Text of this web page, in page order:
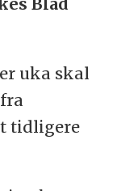
uka skal
tidligere